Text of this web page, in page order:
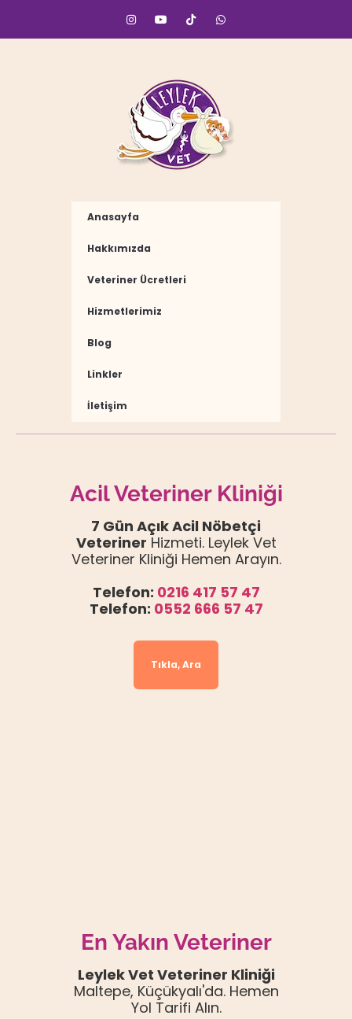
Anasayfa
Hakkımızda
Veteriner Ücretleri
Hizmetlerimiz
Blog
Linkler
İletişim
Acil Veteriner Kliniği
7 Gün Açık Acil Nöbetçi
Veteriner Hizmeti. Leylek Vet
Veteriner Kliniği Hemen Arayın.
Telefon: 0216 417 57 47
Telefon: 0552 666 57 47
Tıkla, Ara
En Yakın Veteriner
Leylek Vet Veteriner Kliniği
Maltepe, Küçükyalı'da. Hemen
Yol Tarifi Alın.